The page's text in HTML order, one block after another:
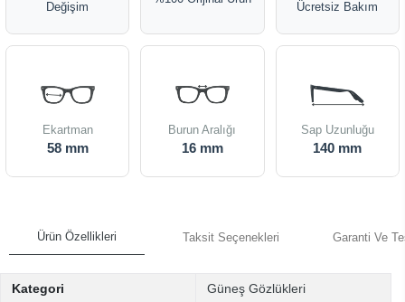
Değişim
Ücretsiz Bakım
Ekartman
58 mm
Burun Aralığı
16 mm
Sap Uzunluğu
140 mm
Ürün Özellikleri Taksit Seçenekleri Garanti Ve
Kategori Güneş Gözlükleri